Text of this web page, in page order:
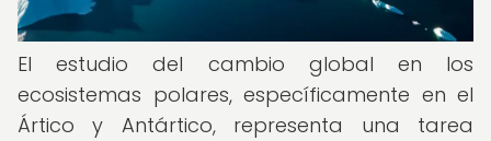
El estudio del cambio global en los
ecosistemas polares, específicamente en el
Ártico y Antártico, representa una tarea